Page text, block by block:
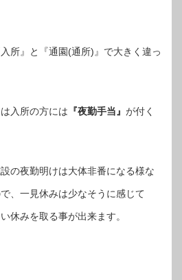
所』と『通園(通所)』で大きく違っ
入所の方には 『夜勤手当』 が付く
の夜勤明けは大体非番になる様な
、一見休みは少なそうに感じて
休みを取る事が出来ます。